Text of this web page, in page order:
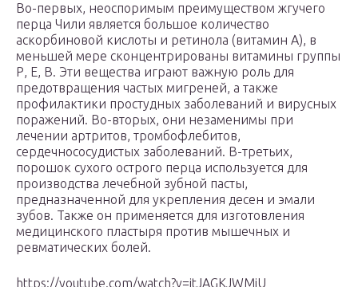
Во-первых, неоспоримым преимуществом жгучего
перца Чили является большое количество
аскорбиновой кислоты и ретинола (витамин А), в
меньшей мере сконцентрированы витамины группы
Р, Е, В. Эти вещества играют важную роль для
предотвращения частых мигреней, а также
профилактики простудных заболеваний и вирусных
поражений. Во-вторых, они незаменимы при
лечении артритов, тромбофлебитов,
сердечнососудистых заболеваний. В-третьих,
порошок сухого острого перца используется для
производства лечебной зубной пасты,
предназначенной для укрепления десен и эмали
зубов. Также он применяется для изготовления
медицинского пластыря против мышечных и
ревматических болей.
https://youtube.com/watch?v=itJAGKJWMiU